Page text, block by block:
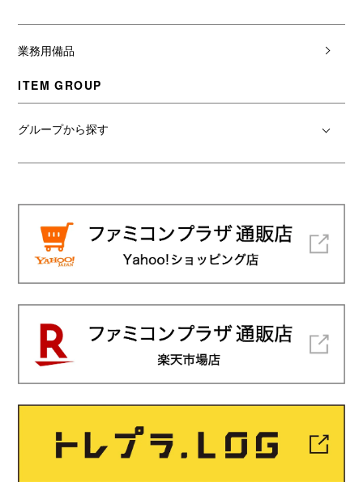
業務用備品
ITEM GROUP
グループから探す